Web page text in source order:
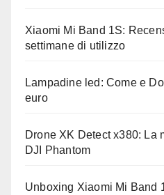
Xiaomi Mi Band 1S:
settimane di utilizzo
Lampadine led: Come e
euro
Drone XK Detect x380: La
DJI Phantom
Unboxing Xiaomi Mi Band